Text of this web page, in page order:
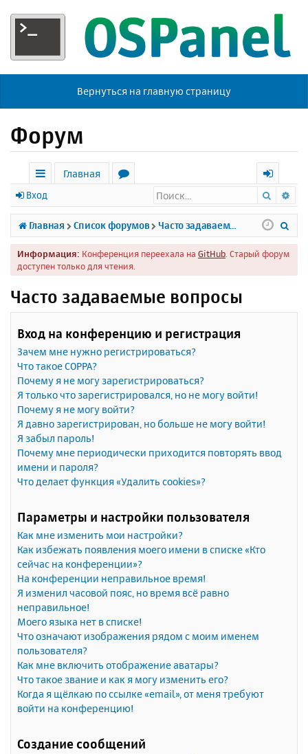
Вернуться на главную страницу
Форум
с
ы
л
к
Главная
р
у
м
х
о
д
Вход Поиск
Главная Список форумов Часто задаваемые вопросы
Информация: Конференция переехала на GitHub . Старый форум
доступен только для чтения.
Часто задаваемые вопросы
Вход на конференцию и регистрация
Зачем мне нужно регистрироваться?
Что такое COPPA?
Почему я не могу зарегистрироваться?
Я только что зарегистрировался, но не могу войти!
Почему я не могу войти?
Я давно зарегистрирован, но больше не могу войти!
Я забыл пароль!
Почему мне периодически приходится повторять ввод
имени и пароля?
Что делает функция «Удалить cookies»?
Параметры и настройки пользователя
Как мне изменить мои настройки?
Как избежать появления моего имени в списке «Кто
сейчас на конференции»?
На конференции неправильное время!
Я изменил часовой пояс, но время всё равно
неправильное!
Моего языка нет в списке!
Что означают изображения рядом с моим именем
пользователя?
Как мне включить отображение аватары?
Что такое звание и как я могу изменить его?
Когда я щёлкаю по ссылке «email», от меня требуют
войти на конференцию!
Создание сообщений